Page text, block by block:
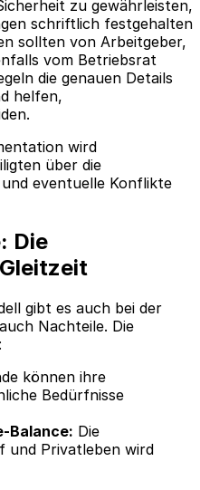
zu gewährleisten,
schriftlich festgehalten
sollten von Arbeitgeber,
vom Betriebsrat
die genauen Details
helfen,
wird
über die
eventuelle Konflikte
Die
gibt es auch bei der
Nachteile. Die
können ihre
Bedürfnisse
Balance: Die
und Privatleben wird